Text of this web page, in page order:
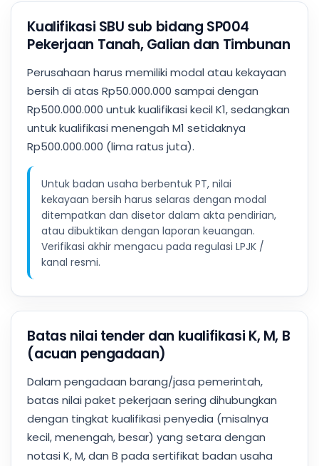
Kualifikasi SBU sub bidang SP004
Pekerjaan Tanah, Galian dan Timbunan
Perusahaan harus memiliki modal atau kekayaan
bersih di atas Rp50.000.000 sampai dengan
Rp500.000.000 untuk kualifikasi kecil K1, sedangkan
untuk kualifikasi menengah M1 setidaknya
Rp500.000.000 (lima ratus juta).
Untuk badan usaha berbentuk PT, nilai
kekayaan bersih harus selaras dengan modal
ditempatkan dan disetor dalam akta pendirian,
atau dibuktikan dengan laporan keuangan.
Verifikasi akhir mengacu pada regulasi LPJK /
kanal resmi.
Batas nilai tender dan kualifikasi K, M, B
(acuan pengadaan)
Dalam pengadaan barang/jasa pemerintah,
batas nilai paket pekerjaan sering dihubungkan
dengan tingkat kualifikasi penyedia (misalnya
kecil, menengah, besar) yang setara dengan
notasi K, M, dan B pada sertifikat badan usaha